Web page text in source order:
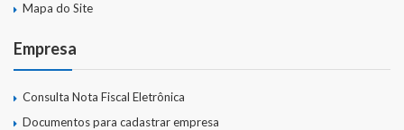
Mapa do Site
Empresa
Consulta Nota Fiscal Eletrônica
Documentos para cadastrar empresa